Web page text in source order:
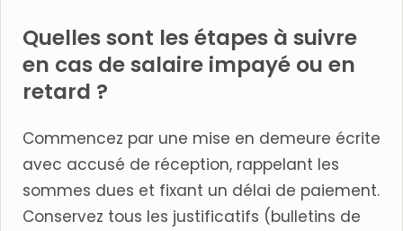
Quelles sont les étapes à suivre
en cas de salaire impayé ou en
retard ?
Commencez par une mise en demeure écrite
avec accusé de réception, rappelant les
sommes dues et fixant un délai de paiement.
Conservez tous les justificatifs (bulletins de